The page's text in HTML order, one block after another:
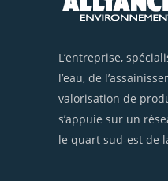
L’entreprise,
l’eau, de
valorisation de
s’appuie sur un
le quart sud-est de